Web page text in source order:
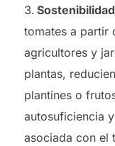
tomates a partir
agricultores y
plantas,
plantines o
autosuficiencia
asociada con el